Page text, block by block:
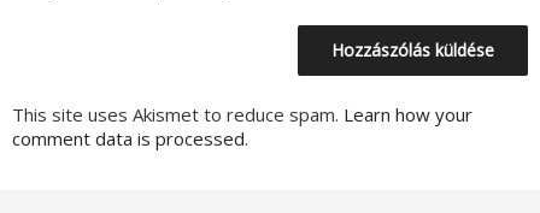
This site uses Akismet to reduce spam. Learn how your
comment data is processed.